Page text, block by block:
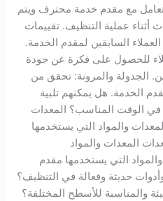
مع مقدم خدمة محترف ويتم
عملية التنظيف. تقييمات
السابقين لمقدم الخدمة.
للحصول على فكرة عن جودة
الجدولة والمرونة: تحقق من
الخدمة. هل يمكنهم تلبية
الوقت المناسب؟ المعدات
والمواد التي يستخدمها
المعدات والمواد
التي يستخدمها مقدم
حديثة وفعالة في التنظيف؟
والمناسبة للأسطح المختلفة؟